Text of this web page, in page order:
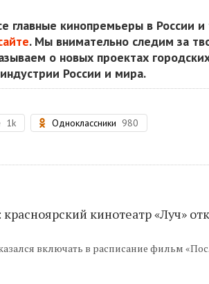
главные кинопремьеры в России и
. Мы внимательно следим за
о новых проектах
России и мира.
1k Одноклассники 980
кинотеатр «Луч»
включать в расписание фильм